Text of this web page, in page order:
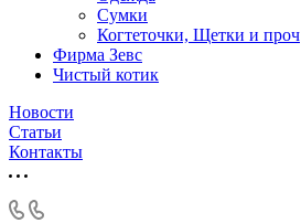
Сумки
Когтеточки, Щетки и проч
Фирма Зевс
Чистый котик
Новости
Статьи
Контакты